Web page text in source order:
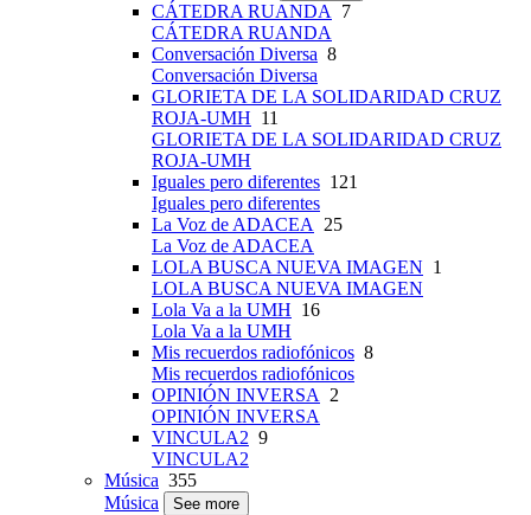
CÁTEDRA RUANDA
7
CÁTEDRA RUANDA
Conversación Diversa 8
Conversación Diversa
GLORIETA DE LA SOLIDARIDAD CRUZ
ROJA-UMH 11
GLORIETA DE LA SOLIDARIDAD CRUZ
ROJA-UMH
Iguales pero diferentes 121
Iguales pero diferentes
La Voz de ADACEA
25
La Voz de ADACEA
LOLA BUSCA NUEVA IMAGEN 1
LOLA BUSCA NUEVA IMAGEN
Lola Va a la UMH 16
Lola Va a la UMH
Mis recuerdos radiofónicos 8
Mis recuerdos radiofónicos
OPINIÓN INVERSA
2
OPINIÓN INVERSA
VINCULA2 9
VINCULA2
Música 355
Música
See more